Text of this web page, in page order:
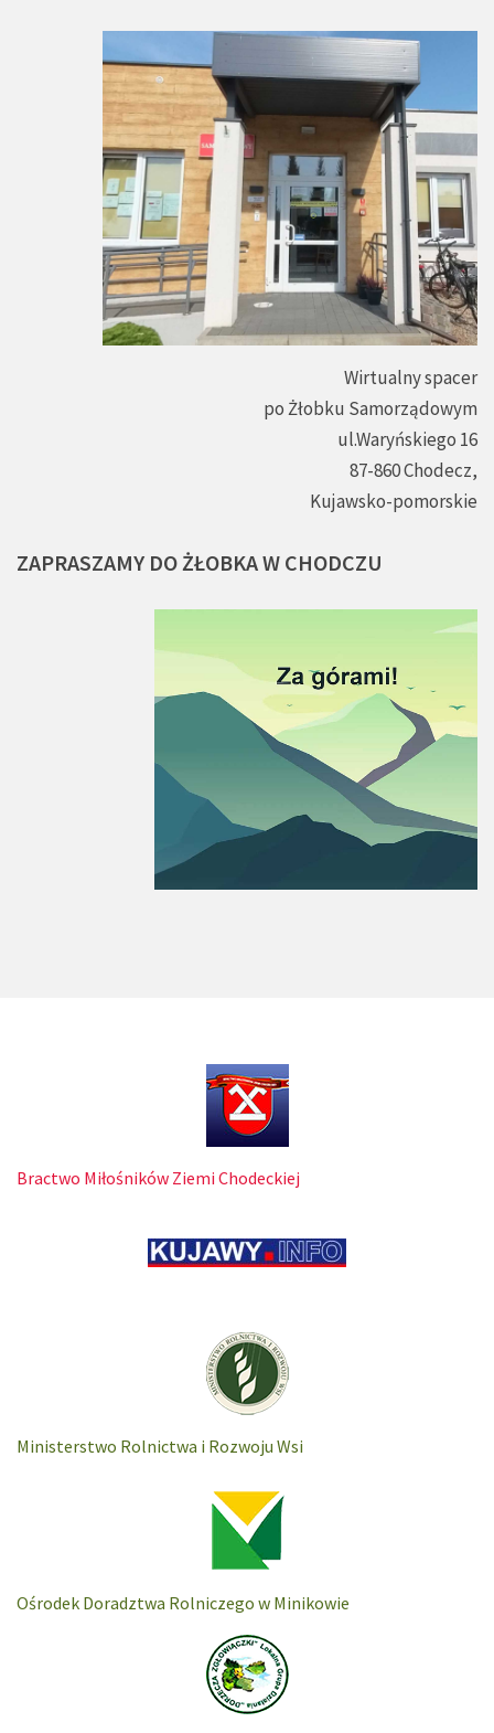
Wirtualny spacer
po Żłobku Samorządowym
ul.Waryńskiego 16
87-860 Chodecz,
Kujawsko-pomorskie
ZAPRASZAMY DO ŻŁOBKAW CHODCZU
Bractwo Miłośników Ziemi Chodeckiej
Ministerstwo Rolnictwa i Rozwoju Wsi
Ośrodek Doradztwa Rolniczego w Minikowie